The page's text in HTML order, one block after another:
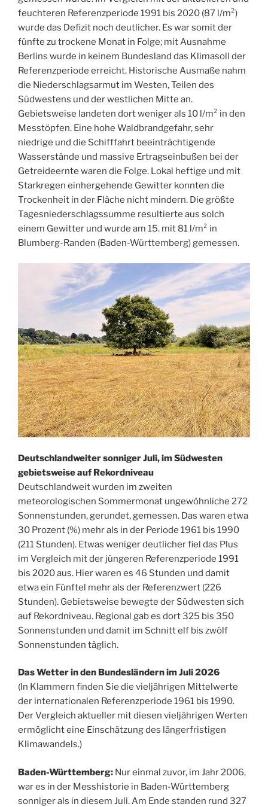
feuchteren Referenzperiode 1991 bis 2020 (87 l/m²)
wurde das Defizit noch deutlicher. Es war somit der
fünfte zu trockene Monat in Folge; mit Ausnahme
Berlins wurde in keinem Bundesland das Klimasoll der
Referenzperiode erreicht. Historische Ausmaße nahm
die Niederschlagsarmut im Westen, Teilen des
Südwestens und der westlichen Mitte an.
Gebietsweise landeten dort weniger als 10 l/m² in den
Messtöpfen. Eine hohe Waldbrandgefahr, sehr
niedrige und die Schifffahrt beeinträchtigende
Wasserstände und massive Ertragseinbußen bei der
Getreideernte waren die Folge. Lokal heftige und mit
Starkregen einhergehende Gewitter konnten die
Trockenheit in der Fläche nicht mindern. Die größte
Tagesniederschlagssumme resultierte aus solch
einem Gewitter und wurde am 15. mit 81 l/m² in
Blumberg-Randen (Baden-Württemberg) gemessen.
Deutschlandweiter sonniger Juli, im Südwesten
gebietsweise auf Rekordniveau
Deutschlandweit wurden im zweiten
meteorologischen Sommermonat ungewöhnliche 272
Sonnenstunden, gerundet, gemessen. Das waren etwa
30 Prozent (%) mehr als in der Periode 1961 bis 1990
(211 Stunden). Etwas weniger deutlicher fiel das Plus
im Vergleich mit der jüngeren Referenzperiode 1991
bis 2020 aus. Hier waren es 46 Stunden und damit
etwa ein Fünftel mehr als der Referenzwert (226
Stunden). Gebietsweise bewegte der Südwesten sich
auf Rekordniveau. Regional gab es dort 325 bis 350
Sonnenstunden und damit im Schnitt elf bis zwölf
Sonnenstunden täglich.
Das Wetter in den Bundesländern im Juli 2026
(In Klammern finden Sie die vieljährigen Mittelwerte
der internationalen Referenzperiode 1961 bis 1990.
Der Vergleich aktueller mit diesen vieljährigen Werten
ermöglicht eine Einschätzung des längerfristigen
Klimawandels.)
Baden-Württemberg: Nur einmal zuvor, im Jahr 2006,
war es in der Messhistorie in Baden-Württemberg
sonniger als in diesem Juli. Am Ende standen rund 327